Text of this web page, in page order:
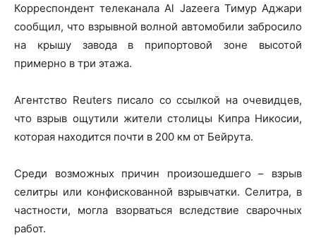
Корреспондент телеканала Al Jazeera Тимур Аджари
сообщил, что взрывной волной автомобили забросило
на крышу завода в припортовой зоне высотой
примерно в три этажа.
Агентство Reuters писало со ссылкой на очевидцев,
что взрыв ощутили жители столицы Кипра Никосии,
которая находится почти в 200 км от Бейрута.
Среди возможных причин произошедшего – взрыв
селитры или конфискованной взрывчатки. Селитра, в
частности, могла взорваться вследствие сварочных
работ.